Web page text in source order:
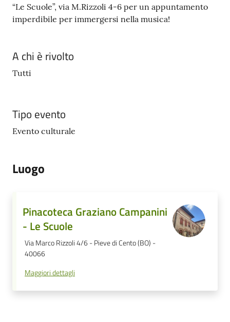
“Le Scuole”, via M.Rizzoli 4-6 per un appuntamento
imperdibile per immergersi nella musica!
A chi è rivolto
Tutti
Tipo evento
Evento culturale
Luogo
Pinacoteca Graziano Campanini
- Le Scuole
Via Marco Rizzoli 4/6 - Pieve di Cento (BO) -
40066
Maggiori dettagli